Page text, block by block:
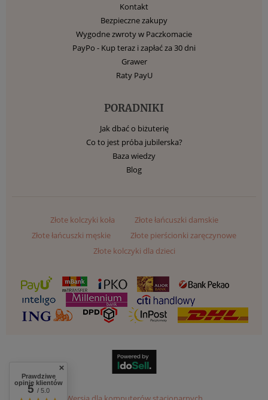
Kontakt
Bezpieczne zakupy
Wygodne zwroty w Paczkomacie
PayPo - Kup teraz i zapłać za 30 dni
Grawer
Raty PayU
PORADNIKI
Jak dbać o biżuterię
Co to jest próba jubilerska?
Baza wiedzy
Blog
Złote kolczyki koła
Złote łańcuszki damskie
Złote łańcuszki męskie
Złote pierścionki zaręczynowe
Złote kolczyki dla dzieci
Prawdziwe
opinie klientów
5/ 5.0